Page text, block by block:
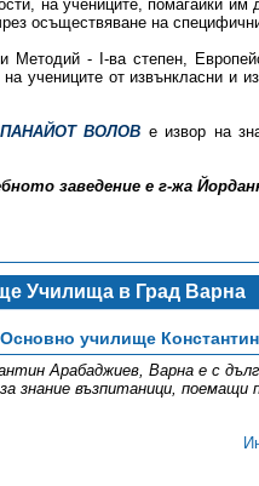
на учениците, помагайки
осъществяване на
Методий - I-ва степен,
учениците от извънкласни и
ВОЛОВ е извор на
заведение е г-жа
Училища в Град Варна
Основно училище
Арабаджиев, Варна е с
знание възпитаници,